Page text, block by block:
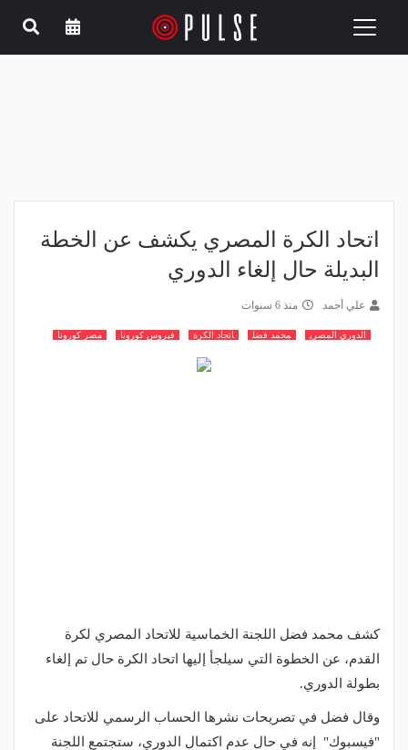
Toggle
اتحاد الكرة المصري يكشف عن الخطة
البديلة حال إلغاء الدوري
علي أحمد منذ 6 سنوات
الدوري المصري محمد فضل اتحاد الكرة فيروس كورونا مصر كورونا
كشف محمد فضل اللجنة الخماسية للاتحاد المصري لكرة
القدم، عن الخطوة التي سيلجأ إليها اتحاد الكرة حال تم إلغاء
بطولة الدوري.
وقال فضل في تصريحات نشرها الحساب الرسمي للاتحاد على
"فيسبوك" إنه في حال عدم اكتمال الدوري، ستجتمع اللجنة